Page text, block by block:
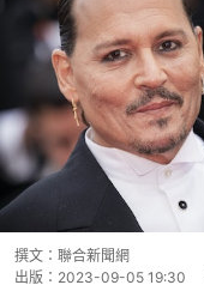
撰文： 聯合新聞網
出版： 2023-09-05 19:30